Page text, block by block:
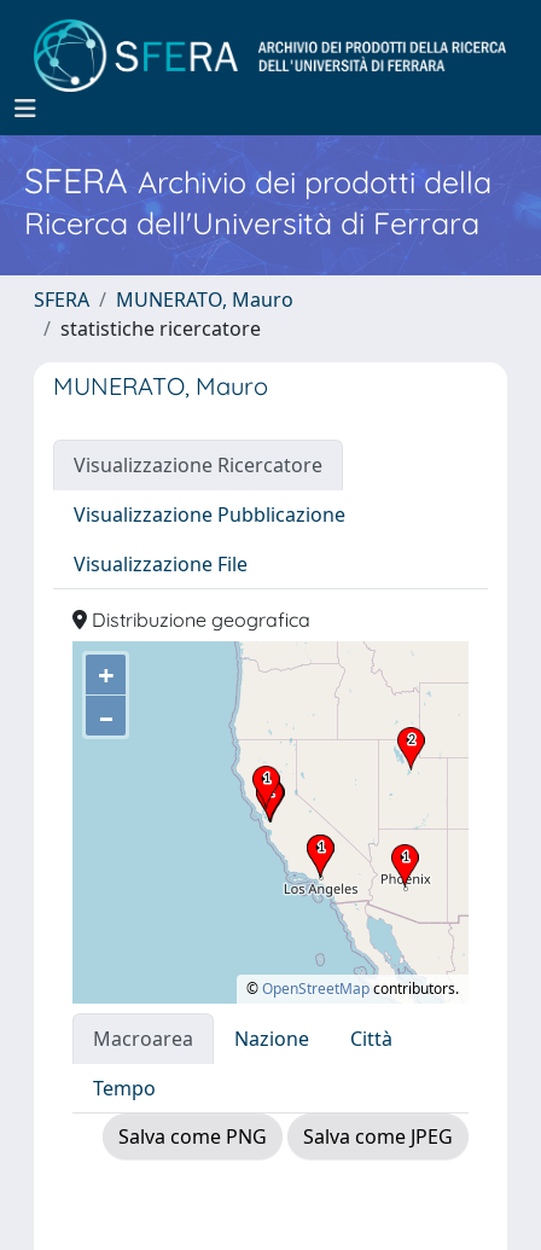
SFERA Archivio dei prodotti della
Ricerca dell'Università di Ferrara
SFERA
MUNERATO, Mauro
statistiche ricercatore
MUNERATO, Mauro
Visualizzazione Ricercatore
Visualizzazione Pubblicazione
Visualizzazione File
Distribuzione geografica
+
–
©OpenStreetMapcontributors.
Macroarea Nazione
Città
Tempo
Salva come PNG
Salva come JPEG